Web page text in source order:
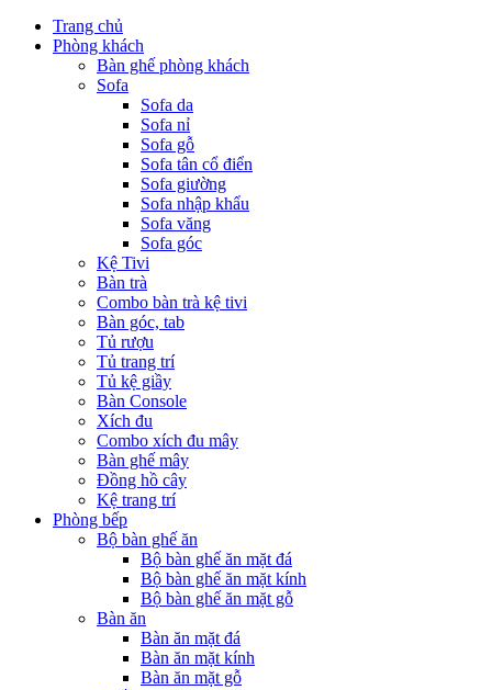
Trang chủ
Phòng khách
Bàn ghế phòng khách
Sofa
Sofa da
Sofa nỉ
Sofa gỗ
Sofa tân cổ điển
Sofa giường
Sofa nhập khẩu
Sofa văng
Sofa góc
Kệ Tivi
Bàn trà
Combo bàn trà kệ tivi
Bàn góc, tab
Tủ rượu
Tủ trang trí
Tủ kệ giầy
Bàn Console
Xích đu
Combo xích đu mây
Bàn ghế mây
Đồng hồ cây
Kệ trang trí
Phòng bếp
Bộ bàn ghế ăn
Bộ bàn ghế ăn mặt đá
Bộ bàn ghế ăn mặt kính
Bộ bàn ghế ăn mặt gỗ
Bàn ăn
Bàn ăn mặt đá
Bàn ăn mặt kính
Bàn ăn mặt gỗ